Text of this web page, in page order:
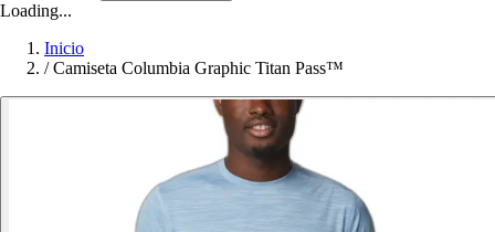
Loading...
Inicio
/ Camiseta Columbia Graphic Titan Pass™